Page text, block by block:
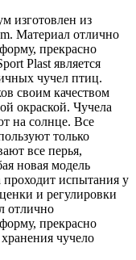
изготовлен из
Материал отлично
прекрасно
Plast является
чучел птиц.
своим качеством
окраской. Чучела
на солнце. Все
только
все перья,
новая модель
проходит испытания у
и регулировки
отлично
прекрасно
чучело